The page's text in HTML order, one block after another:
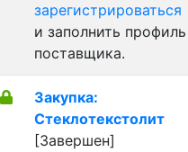
зарегистрироваться
и заполнить профиль
поставщика.
Закупка:
Стеклотекстолит
[Завершен]